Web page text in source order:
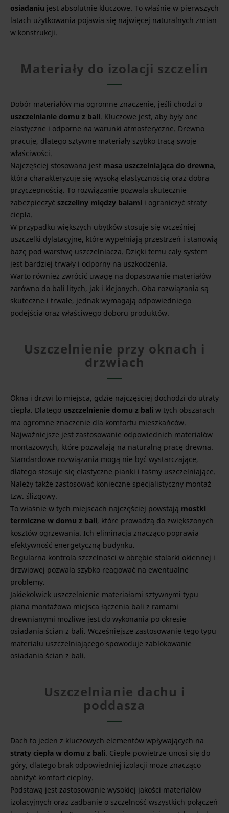
osiadaniu jest absolutnie kluczowe. To właśnie w pierwszych
latach użytkowania pojawia się najwięcej naturalnych zmian
w konstrukcji.
Materiały do izolacji szczelin
Dobór materiałów ma ogromne znaczenie, jeśli chodzi o
uszczelnianie domu z bali. Kluczowe jest, aby były one
elastyczne i odporne na warunki atmosferyczne. Drewno
pracuje, dlatego sztywne materiały szybko tracą swoje
właściwości.
Najczęściej stosowana jest masa uszczelniająca do drewna,
która charakteryzuje się wysoką elastycznością oraz dobrą
przyczepnością. To rozwiązanie pozwala skutecznie
zabezpieczyć szczeliny między balami i ograniczyć straty
ciepła.
W przypadku większych ubytków stosuje się wcześniej
uszczelki dylatacyjne, które wypełniają przestrzeń i stanowią
bazę pod warstwę uszczelniacza. Dzięki temu cały system
jest bardziej trwały i odporny na uszkodzenia.
Warto również zwrócić uwagę na dopasowanie materiałów
zarówno do bali litych, jak i klejonych. Oba rozwiązania są
skuteczne i trwałe, jednak wymagają odpowiedniego
podejścia oraz właściwego doboru produktów.
Uszczelnienie przy oknach i
drzwiach
Okna i drzwi to miejsca, gdzie najczęściej dochodzi do utraty
ciepła. Dlatego uszczelnienie domu z bali w tych obszarach
ma ogromne znaczenie dla komfortu mieszkańców.
Najważniejsze jest zastosowanie odpowiednich materiałów
montażowych, które pozwalają na naturalną pracę drewna.
Standardowe rozwiązania mogą nie być wystarczające,
dlatego stosuje się elastyczne pianki i taśmy uszczelniające.
Należy także zastosować konieczne specjalistyczny montaż
tzw. ślizgowy.
To właśnie w tych miejscach najczęściej powstają mostki
termiczne w domu z bali, które prowadzą do zwiększonych
kosztów ogrzewania. Ich eliminacja znacząco poprawia
efektywność energetyczną budynku.
Regularna kontrola szczelności w obrębie stolarki okiennej i
drzwiowej pozwala szybko reagować na ewentualne
problemy.
Jakiekolwiek uszczelnienie materiałami sztywnymi typu
piana montażowa miejsca łączenia bali z ramami
drewnianymi możliwe jest do wykonania po okresie
osiadania ścian z bali. Wcześniejsze zastosowanie tego typu
materiału uszczelniającego spowoduje zablokowanie
osiadania ścian z bali.
Uszczelnianie dachu i
poddasza
Dach to jeden z kluczowych elementów wpływających na
straty ciepła w domu z bali. Ciepłe powietrze unosi się do
góry, dlatego brak odpowiedniej izolacji może znacząco
obniżyć komfort cieplny.
Podstawą jest zastosowanie wysokiej jakości materiałów
izolacyjnych oraz zadbanie o szczelność wszystkich połączeń